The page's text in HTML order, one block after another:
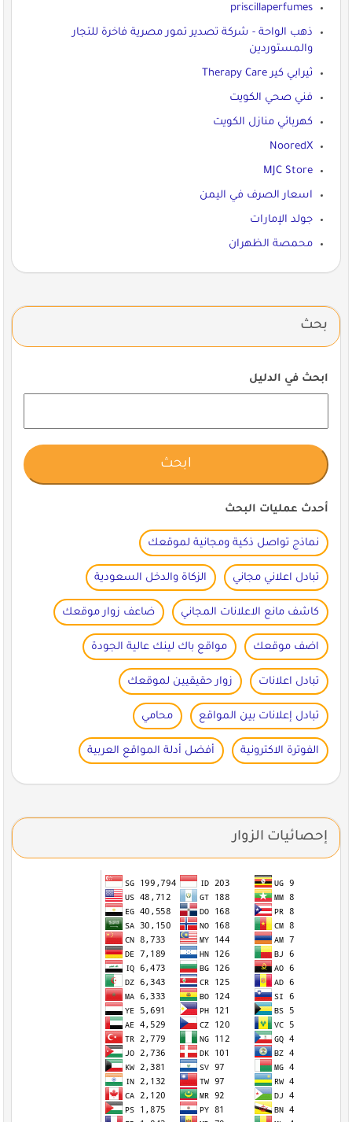
priscillaperfumes
ذهب الواحة - شركة تصدير تمور مصرية فاخرة للتجار
والمستوردين
ثيرابي كير Therapy Care
فني صحي الكويت
كهربائي منازل الكويت
NooredX
MJC Store
اسعار الصرف في اليمن
جولد الإمارات
محمصة الظهران
بحث
ابحث في الدليل
أحدث عمليات البحث
نماذج تواصل ذكية ومجانية لموقعك
تبادل اعلاني مجاني الزكاة والدخل السعودية
كاشف مانع الاعلانات المجاني ضاعف زوار موقعك
اضف موقعك مواقع باك لينك عالية الجودة
تبادل اعلانات زوار حقيقيين لموقعك
تبادل إعلانات بين المواقع محامي
الفوترة الاكترونية أفضل أدلة المواقع العربية
إحصائيات الزوار